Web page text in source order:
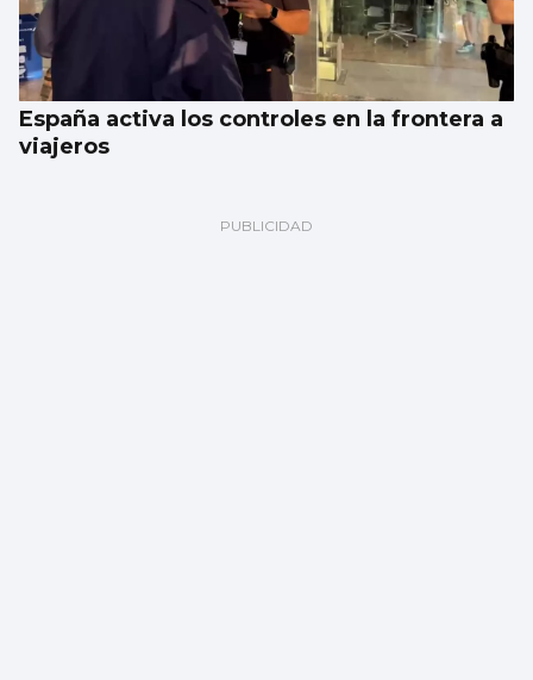
España activa los controles en la frontera a
viajeros